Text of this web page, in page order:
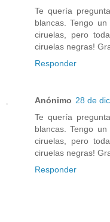
Te quería
blancas. Tengo
ciruelas, pero
ciruelas negras!
Responder
Anónimo 28 de
Te quería
blancas. Tengo
ciruelas, pero
ciruelas negras!
Responder